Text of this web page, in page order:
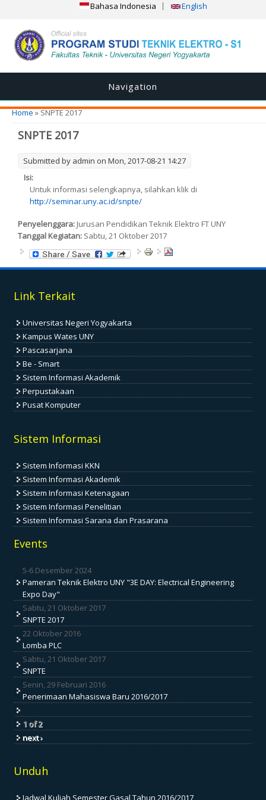
Bahasa Indonesia English
Navigation
You are here
Home » SNPTE 2017
SNPTE 2017
Submitted by admin on Mon, 2017-08-21 14:27
Isi:
Untuk informasi selengkapnya, silahkan klik di
http://seminar.uny.ac.id/snpte/
Penyelenggara: Jurusan Pendidikan Teknik Elektro FT UNY
Tanggal Kegiatan: Sabtu, 21 Oktober 2017
Link Terkait
Universitas Negeri Yogyakarta
Kampus Wates UNY
Pascasarjana
Be - Smart
Sistem Informasi Akademik
Perpustakaan
Pusat Komputer
Sistem Informasi
Sistem Informasi KKN
Sistem Informasi Akademik
Sistem Informasi Ketenagaan
Sistem Informasi Penelitian
Sistem Informasi Sarana dan Prasarana
Events
5-6 Desember 2024
Pameran Teknik Elektro UNY "3E DAY: Electrical Engineering
Expo Day"
Sabtu, 21 Oktober 2017
SNPTE 2017
22 Oktober 2016
Lomba PLC
Sabtu, 21 Oktober 2017
SNPTE
Senin, 29 Februari 2016
Penerimaan Mahasiswa Baru 2016/2017
1 of 2
next ›
Unduh
Jadwal Kuliah Semester Gasal Tahun 2016/2017